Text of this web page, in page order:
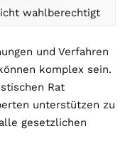
wahlberechtigt
und Verfahren
komplex sein.
Rat
unterstützen zu
gesetzlichen